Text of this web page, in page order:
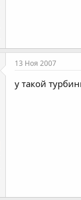
13 Ноя 2007
у такой